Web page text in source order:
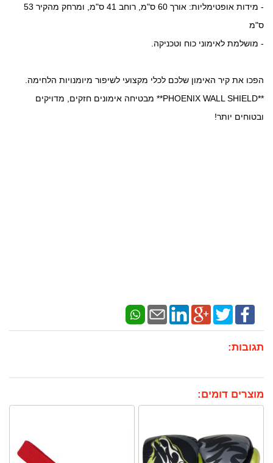
- מידות אופטימליות: אורך 60 ס"מ, רוחב 41 ס"מ, ומרחק מהקיר 53
ס"מ
- מושלמת לאימוני כוח וטכניקה.
הפכו את קיר האימון שלכם לכלי מקצועי לשיפור מיומנויות הלחימה.
**PHOENIX WALL SHIELD** מבטיחה אימונים חזקים, מדויקים
ובטוחים יותר!
תגובות:
מוצרים דומים: